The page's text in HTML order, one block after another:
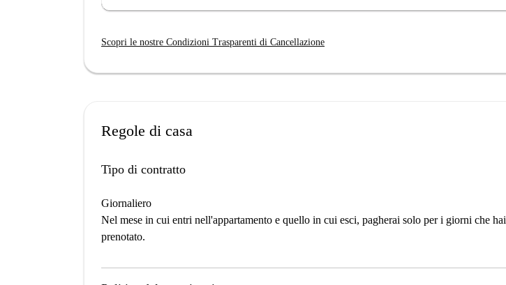
Scopri le nostre Condizioni Trasparenti di Cancellazione
Regole di casa
Tipo di contratto
Giornaliero
Nel mese in cui entri nell'appartamento e quello in cui esci, pagherai solo per i giorni che hai
prenotato.